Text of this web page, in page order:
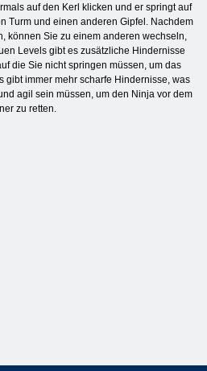
auf den Kerl klicken und er springt auf
Turm und einen anderen Gipfel. Nachdem
können Sie zu einem anderen wechseln,
Levels gibt es zusätzliche Hindernisse
die Sie nicht springen müssen, um das
gibt immer mehr scharfe Hindernisse, was
agil sein müssen, um den Ninja vor dem
zu retten.